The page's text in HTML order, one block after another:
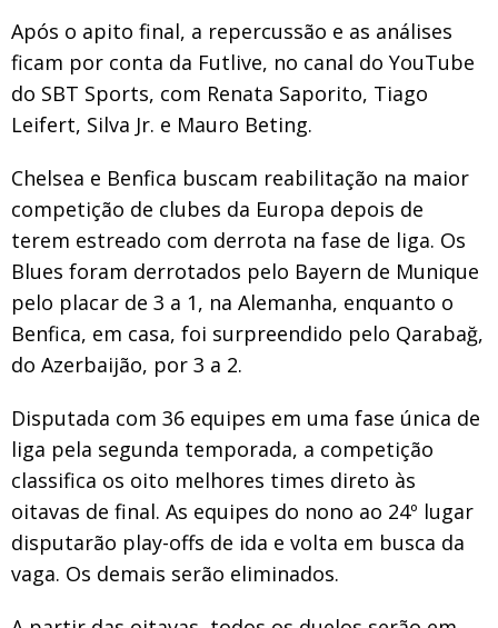
Após o apito final, a repercussão e as análises
ficam por conta da Futlive, no canal do YouTube
do SBT Sports, com Renata Saporito, Tiago
Leifert, Silva Jr. e Mauro Beting.
Chelsea e Benfica buscam reabilitação na maior
competição de clubes da Europa depois de
terem estreado com derrota na fase de liga. Os
Blues foram derrotados pelo Bayern de Munique
pelo placar de 3 a 1, na Alemanha, enquanto o
Benfica, em casa, foi surpreendido pelo Qarabağ,
do Azerbaijão, por 3 a 2.
Disputada com 36 equipes em uma fase única de
liga pela segunda temporada, a competição
classifica os oito melhores times direto às
oitavas de final. As equipes do nono ao 24º lugar
disputarão play-offs de ida e volta em busca da
vaga. Os demais serão eliminados.